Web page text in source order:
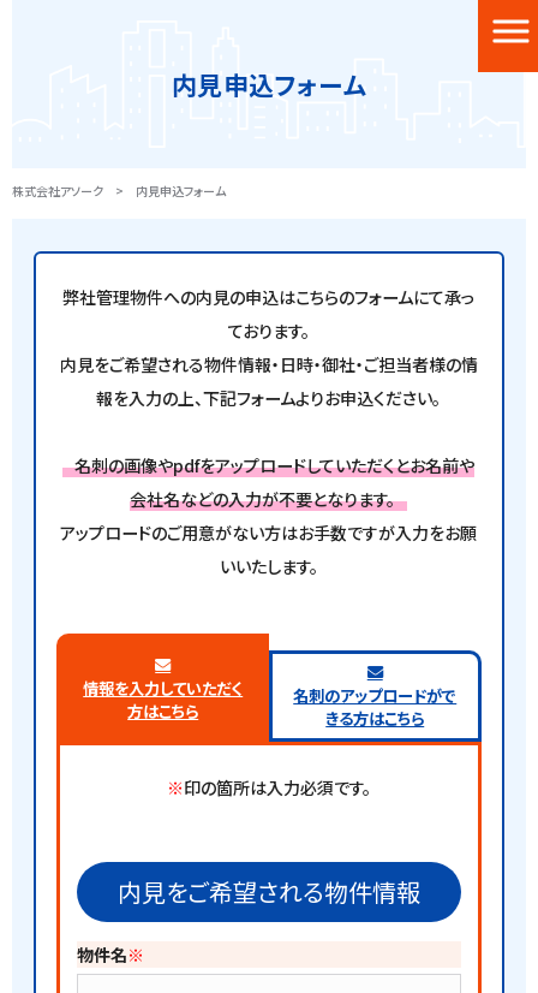
内見申込フォーム
株式会社アソーク > 内見申込フォーム
弊社管理物件への内見の申込はこちらのフォームにて承っ
ております。
内見をご希望される物件情報・日時・御社・ご担当者様の情
報を入力の上、下記フォームよりお申込ください。
名刺の画像やpdfをアップロードしていただくとお名前や
会社名などの入力が不要となります。
アップロードのご用意がない方はお手数ですが入力をお願
いいたします。
情報を入力していただく
方はこちら
名刺のアップロードがで
きる方はこちら
※印の箇所は入力必須です。
内見をご希望される物件情報
物件名※